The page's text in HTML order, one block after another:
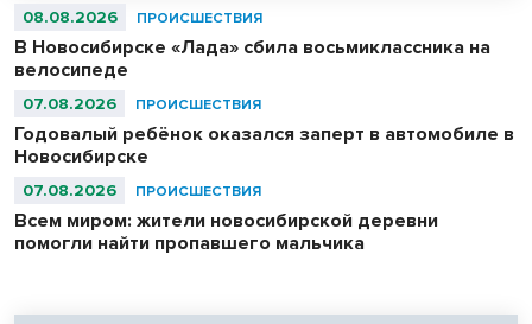
08.08.2026 ПРОИСШЕСТВИЯ
В Новосибирске «Лада» сбила восьмиклассника на
велосипеде
07.08.2026 ПРОИСШЕСТВИЯ
Годовалый ребёнок оказался заперт в автомобиле в
Новосибирске
07.08.2026 ПРОИСШЕСТВИЯ
Всем миром: жители новосибирской деревни
помогли найти пропавшего мальчика